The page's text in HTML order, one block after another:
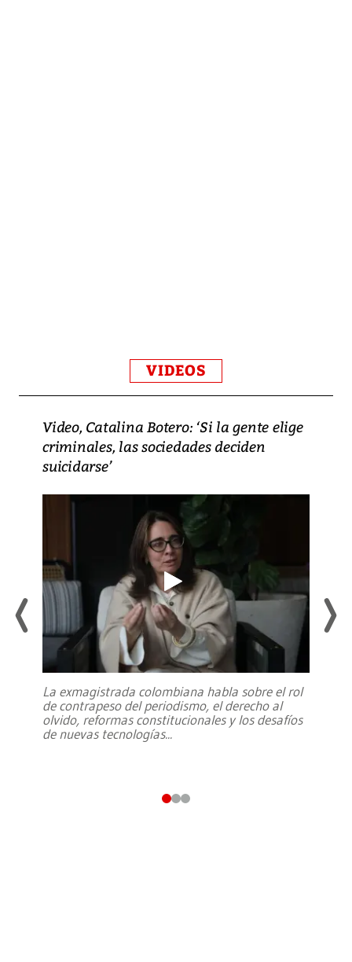
VIDEOS
Video, Catalina Botero: ‘Si la gente elige
criminales, las sociedades deciden
suicidarse’
La exmagistrada colombiana habla sobre el rol
de contrapeso del periodismo, el derecho al
olvido, reformas constitucionales y los desafíos
de nuevas tecnologías...